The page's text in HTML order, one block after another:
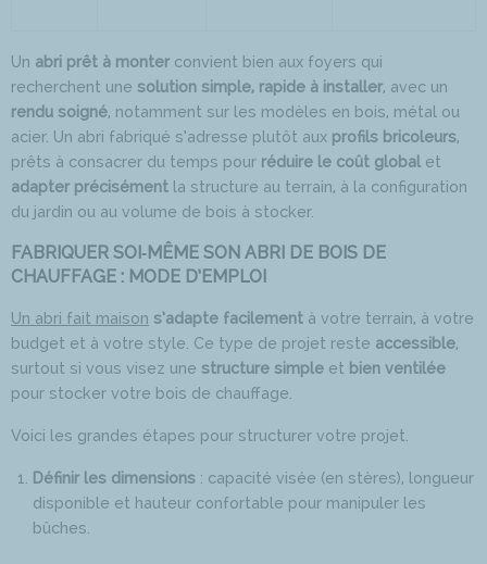
Un abri prêt à monter convient bien aux foyers qui
recherchent une solution simple, rapide à installer, avec un
rendu soigné, notamment sur les modèles en bois, métal ou
acier. Un abri fabriqué s’adresse plutôt aux profils bricoleurs,
prêts à consacrer du temps pour réduire le coût global et
adapter précisément la structure au terrain, à la configuration
du jardin ou au volume de bois à stocker.
FABRIQUER SOI‑MÊME SON ABRI DE BOIS DE
CHAUFFAGE : MODE D’EMPLOI
Un abri fait maison s’adapte facilement à votre terrain, à votre
budget et à votre style. Ce type de projet reste accessible,
surtout si vous visez une structure simple et bien ventilée
pour stocker votre bois de chauffage.
Voici les grandes étapes pour structurer votre projet.
Définir les dimensions : capacité visée (en stères), longueur
disponible et hauteur confortable pour manipuler les
bûches.